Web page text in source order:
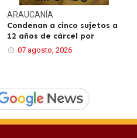
ARAUCANÍA
Condenan a cinco sujetos a
12 años de cárcel por
07 agosto, 2026